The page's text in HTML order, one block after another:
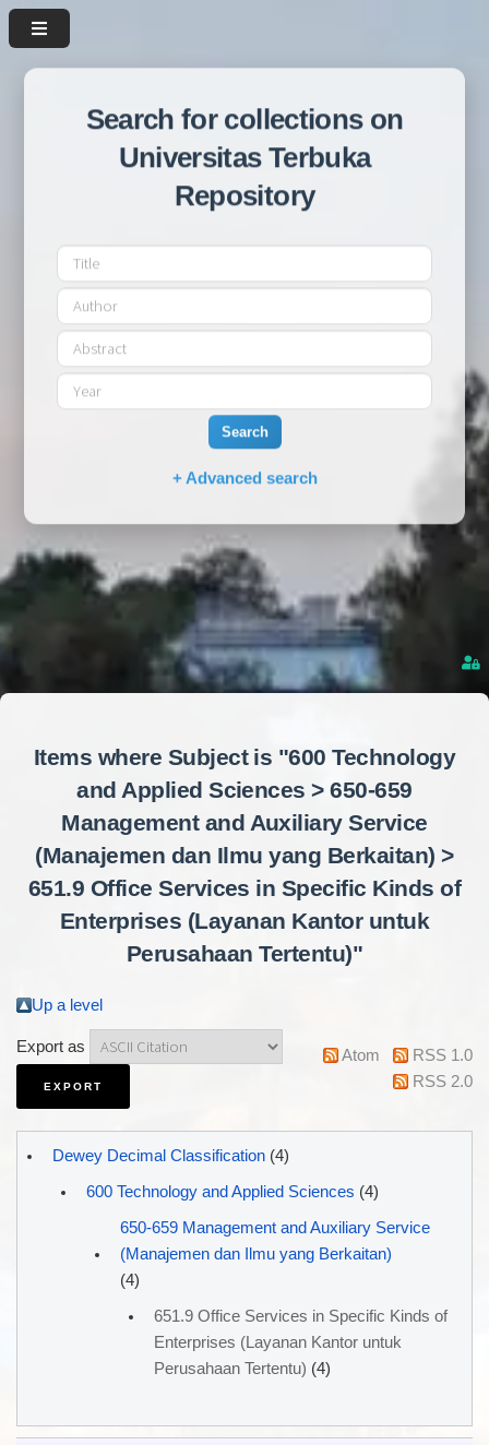
Search for collections on
Universitas Terbuka
Repository
Search
+ Advanced search
Items where Subject is "600 Technology
and Applied Sciences > 650-659
Management and Auxiliary Service
(Manajemen dan Ilmu yang Berkaitan) >
651.9 Office Services in Specific Kinds of
Enterprises (Layanan Kantor untuk
Perusahaan Tertentu)"
Up a level
Export as Atom
RSS 1.0
RSS 2.0
Dewey Decimal Classification(4)
600 Technology and Applied Sciences (4)
650-659 Management and Auxiliary Service
(Manajemen dan Ilmu yang Berkaitan)
(4)
651.9 Office Services in Specific Kinds of
Enterprises (Layanan Kantor untuk
Perusahaan Tertentu) (4)